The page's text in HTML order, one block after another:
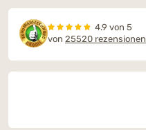
4.9 von 5
von 25520 rezensionen